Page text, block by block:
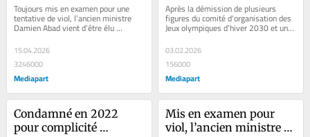
prend la tête d’une
communauté
Toujours mis en examen pour une
tentative de viol, l’ancien ministre
Damien Abad vient d’être élu
Haut-Bugey...
15.04.2026
3246000
Mediapart
Après la démission de plusieurs
figures du comité d’organisation des
Jeux olympiques d’hiver 2030 et un
recadrage de la ministre des sports,
le...
03.02.2026
156000
Mediapart
Condamné en 2022
pour complicité
Mis en examen pour
viol, l’ancien ministre